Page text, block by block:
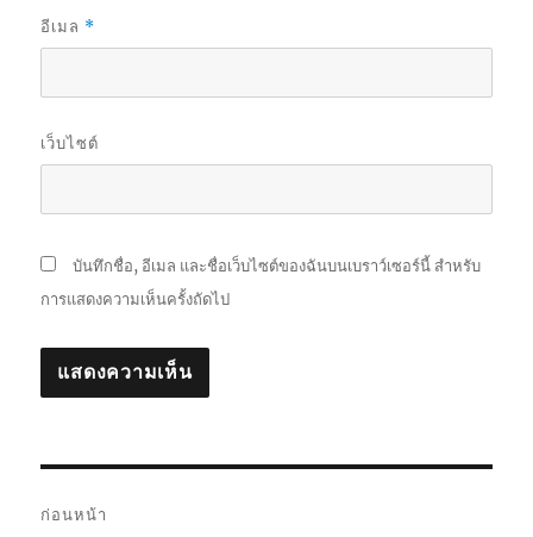
อีเมล *
เว็บไซต์
บันทึกชื่อ, อีเมล และชื่อเว็บไซต์ของฉันบนเบราว์เซอร์นี้ สำหรับ
การแสดงความเห็นครั้งถัดไป
ก่อนหน้า